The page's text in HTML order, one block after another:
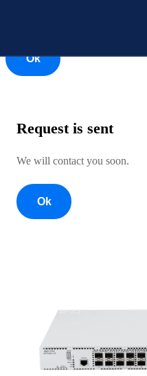
Ok
Request is sent
We will contact you soon.
Ok